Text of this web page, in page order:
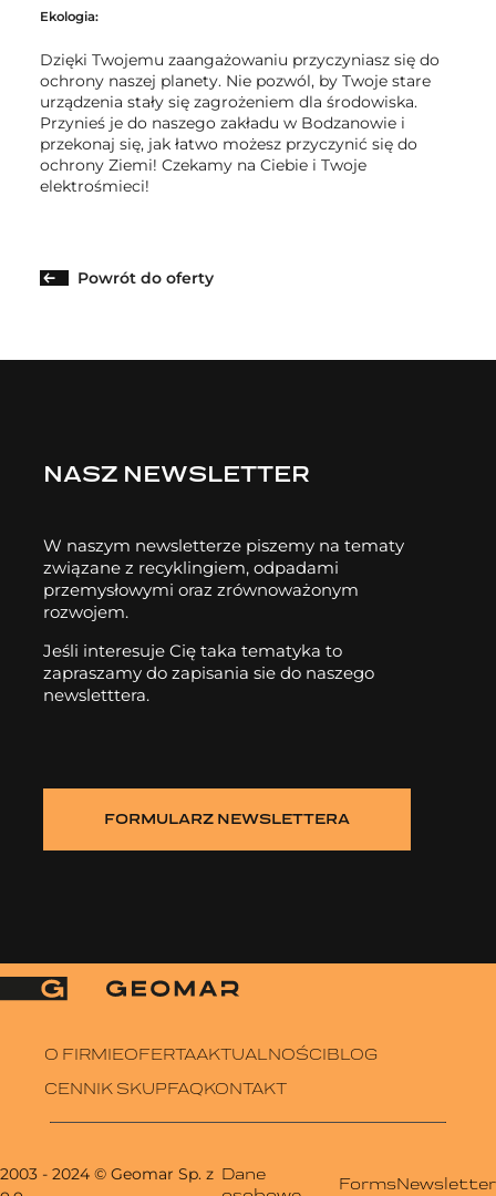
Ekologia:
Dzięki Twojemu zaangażowaniu przyczyniasz się do
ochrony naszej planety. Nie pozwól, by Twoje stare
urządzenia stały się zagrożeniem dla środowiska.
Przynieś je do naszego zakładu w Bodzanowie i
przekonaj się, jak łatwo możesz przyczynić się do
ochrony Ziemi! Czekamy na Ciebie i Twoje
elektrośmieci!
Powrót do oferty
NASZ NEWSLETTER
W naszym newsletterze piszemy na tematy
związane z recyklingiem, odpadami
przemysłowymi oraz zrównoważonym
rozwojem.
Jeśli interesuje Cię taka tematyka to
zapraszamy do zapisania sie do naszego
newsletttera.
FORMULARZ NEWSLETTERA
O FIRMIEOFERTAAKTUALNOŚCIBLOG
CENNIK SKUPFAQKONTAKT
2003 - 2024 © Geomar Sp. z Dane
FormsNewsletter